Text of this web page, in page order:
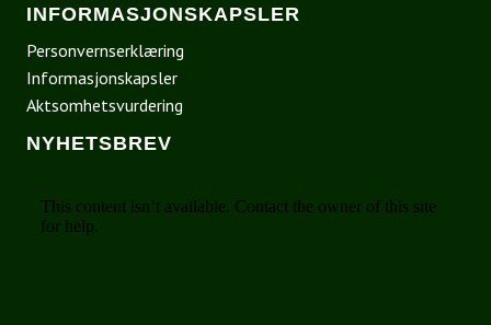
INFORMASJONSKAPSLER
Personvernserklæring
Informasjonskapsler
Aktsomhetsvurdering
NYHETSBREV